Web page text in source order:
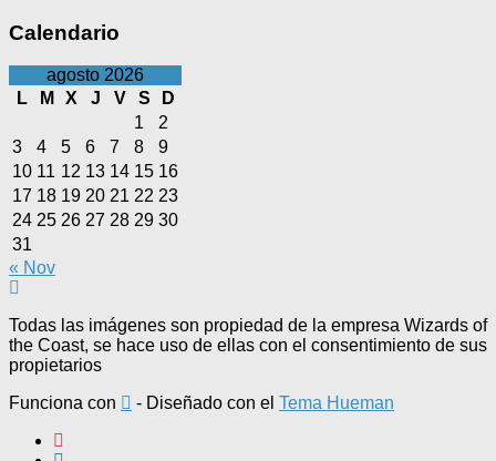
Calendario
agosto 2026
L
M X J V S
D
1
2
3
4 5 6 7 8
9
10 11 12 13 14 15 16
17 18 19 20 21 22 23
24 25 26 27 28 29 30
31
« Nov
Todas las imágenes son propiedad de la empresa Wizards of
the Coast, se hace uso de ellas con el consentimiento de sus
propietarios
Funciona con
- Diseñado con el Tema Hueman